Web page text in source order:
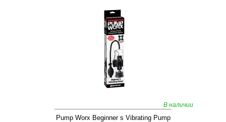
В наличии
Pump Worx Beginner s Vibrating Pump